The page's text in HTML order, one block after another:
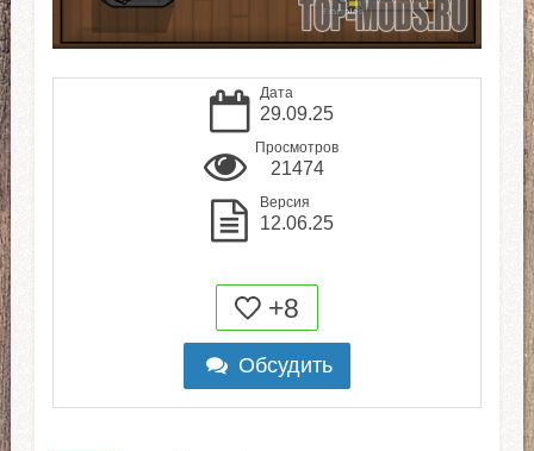
Дата
29.09.25
Просмотров
21474
Версия
12.06.25
+8
Обсудить